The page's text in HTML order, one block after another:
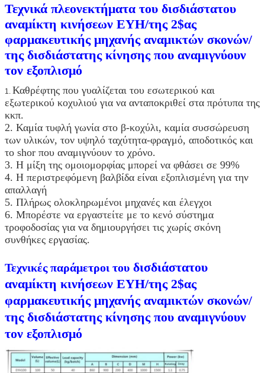
Τεχνικά πλεονεκτήματα του δισδιάστατου
αναμίκτη κινήσεων EYH/της 2$ας
φαρμακευτικής μηχανής αναμικτών σκονών/
της δισδιάστατης κίνησης που αναμιγνύουν
τον εξοπλισμό
1. Καθρέφτης που γυαλίζεται του εσωτερικού και
εξωτερικού κοχυλιού για να ανταποκριθεί στα πρότυπα της
κκπ.
2. Καμία τυφλή γωνία στο β-κοχύλι, καμία συσσώρευση
των υλικών, τον υψηλό ταχύτητα-φραγμό, αποδοτικός και
το shor που αναμιγνύουν το χρόνο.
3. Η μίξη της ομοιομορφίας μπορεί να φθάσει σε 99%
4. Η περιστρεφόμενη βαλβίδα είναι εξοπλισμένη για την
απαλλαγή
5. Πλήρως ολοκληρωμένοι μηχανές και έλεγχοι
6. Μπορέστε να εργαστείτε με το κενό σύστημα
τροφοδοσίας για να δημιουργήσει τις χωρίς σκόνη
συνθήκες εργασίας.
Τεχνικές παράμετροι του δισδιάστατου
αναμίκτη κινήσεων EYH/της 2$ας
φαρμακευτικής μηχανής αναμικτών σκονών/
της δισδιάστατης κίνησης που αναμιγνύουν
τον εξοπλισμό